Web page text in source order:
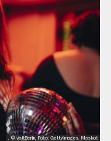
, © visitBerlin, Foto: GettyImages, Maskot